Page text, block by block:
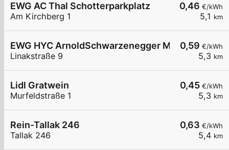
0,46 €/kWh
5,1 km
EWG AC Thal Schotterparkplatz
Am Kirchberg 1
0,59 €/kWh
5,3 km
EWG HYC ArnoldSchwarzenegger Museum
Linakstraße 9
0,45 €/kWh
5,3 km
Lidl Gratwein
Murfeldstraße 1
0,63 €/kWh
5,4 km
Rein-Tallak 246
Tallak 246